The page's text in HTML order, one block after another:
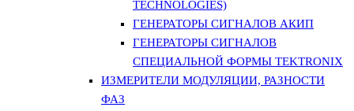
TECHNOLOGIES)
ГЕНЕРАТОРЫ СИГНАЛОВ АКИП
ГЕНЕРАТОРЫ СИГНАЛОВ
СПЕЦИАЛЬНОЙ ФОРМЫ TEKTRONIX
ИЗМЕРИТЕЛИ МОДУЛЯЦИИ, РАЗНОСТИ
ФАЗ